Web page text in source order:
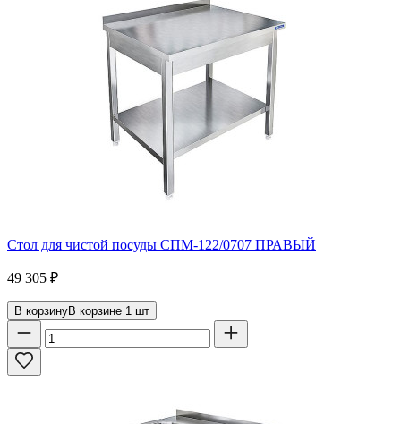
Стол для чистой посуды СПМ-122/0707 ПРАВЫЙ
49 305 ₽
В корзинуВ корзине 1 шт